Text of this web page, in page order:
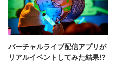
バーチャルライブ配信アプリが
リアルイベントしてみた結果!?